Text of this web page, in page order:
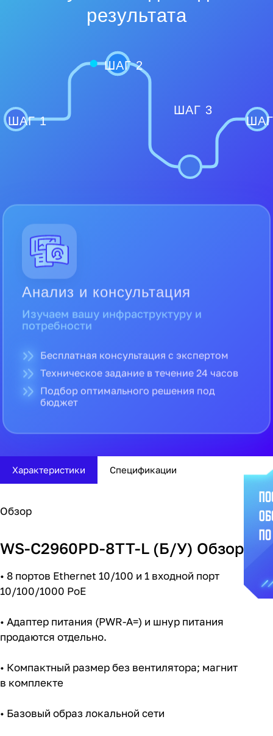
результата
ШАГ 1
ШАГ 2
ШАГ 3
Анализ и консультация
Изучаем вашу инфраструктуру и
Бесплатная консультация с экспертом
Техническое задание в течение 24 часов
Подбор оптимального решения под
Характеристики Спецификации
Обзор
WS-C2960PD-8TT-L (Б/У) Обзор
• 8 портов Ethernet 10/100 и 1 входной порт
10/100/1000 PoE
• Адаптер питания (PWR-A=) и шнур питания
продаются отдельно.
• Компактный размер без вентилятора; магнит
в комплекте
• Базовый образ локальной сети